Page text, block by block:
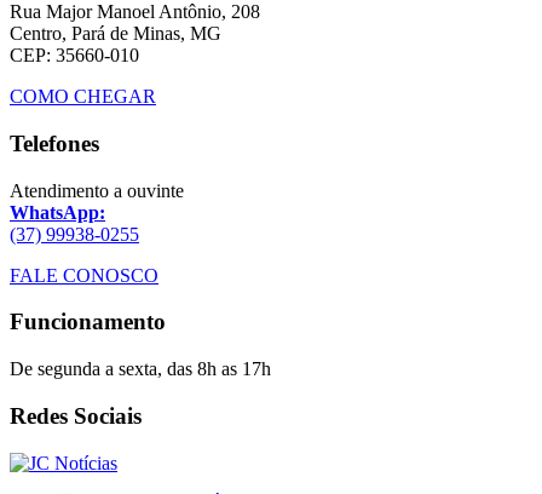
Rua Major Manoel Antônio, 208
Centro, Pará de Minas, MG
CEP: 35660-010
COMO CHEGAR
Telefones
Atendimento a ouvinte
WhatsApp:
(37) 99938-0255
FALE CONOSCO
Funcionamento
De segunda a sexta, das 8h as 17h
Redes Sociais